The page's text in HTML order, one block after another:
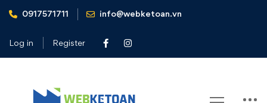
0917571711 info@webketoan.vn
Log in Register
Home hóa đơn điện tử
Tag: hóa đơn điện tử